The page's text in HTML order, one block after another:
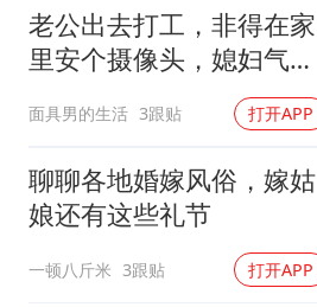
老公出去打工，非得在家
里安个摄像头，媳妇气得
面具男的生活 3跟贴 打开APP
聊聊各地婚嫁风俗，嫁姑
娘还有这些礼节
一顿八斤米 3跟贴 打开APP